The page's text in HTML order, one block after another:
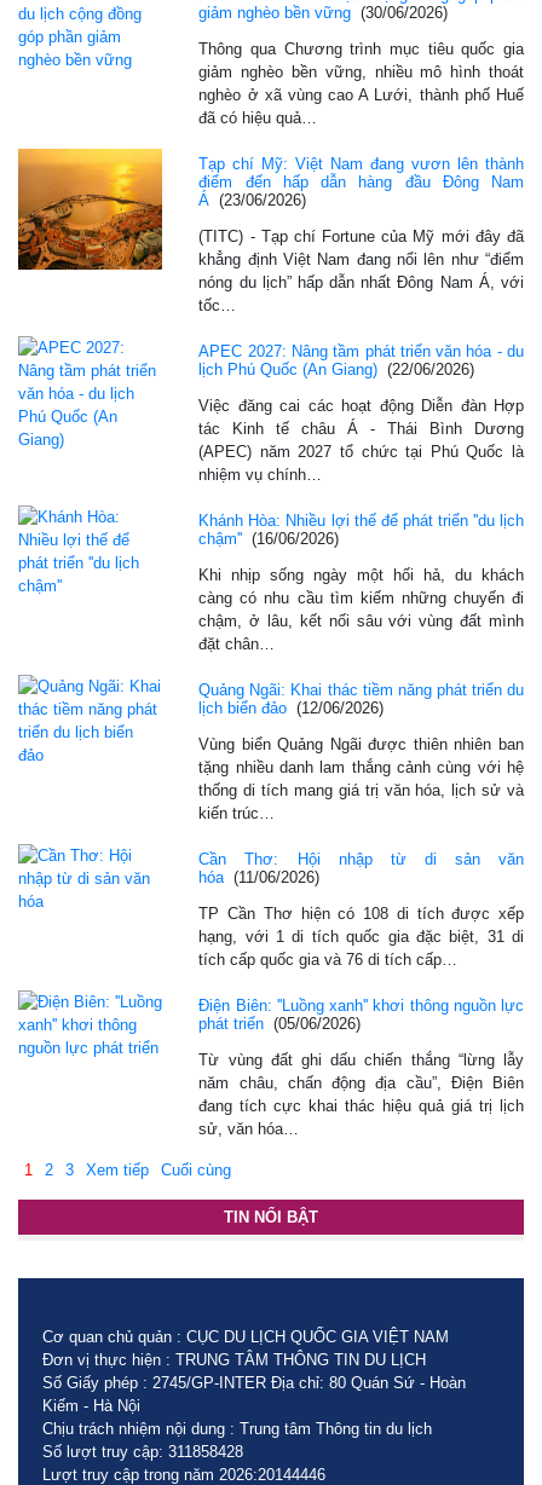
giảm nghèo bền vững (30/06/2026)
Thông qua Chương trình mục tiêu quốc gia
giảm nghèo bền vững, nhiều mô hình thoát
nghèo ở xã vùng cao A Lưới, thành phố Huế
đã có hiệu quả…
Tạp chí Mỹ: Việt Nam đang vươn lên thành
điểm đến hấp dẫn hàng đầu Đông Nam
Á (23/06/2026)
(TITC) - Tạp chí Fortune của Mỹ mới đây đã
khẳng định Việt Nam đang nổi lên như “điểm
nóng du lịch” hấp dẫn nhất Đông Nam Á, với
tốc…
APEC 2027: Nâng tầm phát triển văn hóa - du
lịch Phú Quốc (An Giang) (22/06/2026)
Việc đăng cai các hoạt động Diễn đàn Hợp
tác Kinh tế châu Á - Thái Bình Dương
(APEC) năm 2027 tổ chức tại Phú Quốc là
nhiệm vụ chính…
Khánh Hòa: Nhiều lợi thế để phát triển ''du lịch
chậm'' (16/06/2026)
Khi nhịp sống ngày một hối hả, du khách
càng có nhu cầu tìm kiếm những chuyến đi
chậm, ở lâu, kết nối sâu với vùng đất mình
đặt chân…
Quảng Ngãi: Khai thác tiềm năng phát triển du
lịch biển đảo (12/06/2026)
Vùng biển Quảng Ngãi được thiên nhiên ban
tặng nhiều danh lam thắng cảnh cùng với hệ
thống di tích mang giá trị văn hóa, lịch sử và
kiến trúc…
Cần Thơ: Hội nhập từ di sản văn
hóa (11/06/2026)
TP Cần Thơ hiện có 108 di tích được xếp
hạng, với 1 di tích quốc gia đặc biệt, 31 di
tích cấp quốc gia và 76 di tích cấp…
Điện Biên: ''Luồng xanh'' khơi thông nguồn lực
phát triển (05/06/2026)
Từ vùng đất ghi dấu chiến thắng “lừng lẫy
năm châu, chấn động địa cầu”, Điện Biên
đang tích cực khai thác hiệu quả giá trị lịch
sử, văn hóa…
1 2 3 Xem tiếp Cuối cùng
TIN NỔI BẬT
Cơ quan chủ quản : CỤC DU LỊCH QUỐC GIA VIỆT NAM
Đơn vị thực hiện : TRUNG TÂM THÔNG TIN DU LỊCH
Số Giấy phép : 2745/GP-INTER Địa chỉ: 80 Quán Sứ - Hoàn
Kiếm - Hà Nội
Chịu trách nhiệm nội dung : Trung tâm Thông tin du lịch
Số lượt truy cập: 311858428
Lượt truy cập trong năm 2026:20144446